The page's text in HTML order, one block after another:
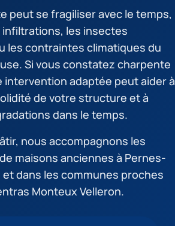
peut se fragiliser avec le temps,
infiltrations, les insectes
les contraintes climatiques du
Si vous constatez charpente
intervention adaptée peut aider à
de votre structure et à
dans le temps.
nous accompagnons les
maisons anciennes à Pernes-
dans les communes proches
Monteux Velleron.